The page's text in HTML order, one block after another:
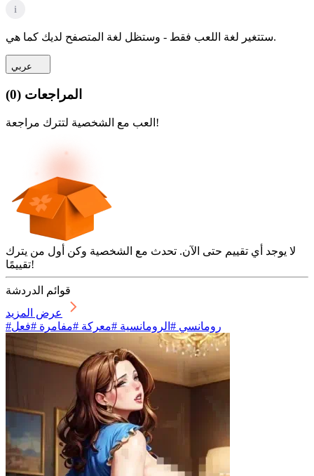
i
ستتغير لغة اللعب فقط - وستظل لغة المتصفح لديك كما هي.
عربي
المراجعات (
0
)
العب مع الشخصية لتترك مراجعة!
لا يوجد أي تقييم حتى الآن. تحدث مع الشخصية وكن أول من يترك
تقييمًا!
قوائم الدردشة
عرض المزيد
#رومانسي #الرومانسية #معركة #مفامرة #فعل